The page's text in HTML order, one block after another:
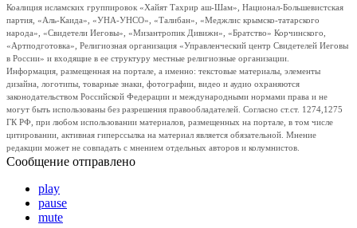
Коалиция исламских группировок «Хайят Тахрир аш-Шам», Национал-Большевистская
партия, «Аль-Каида», «УНА-УНСО», «Талибан», «Меджлис крымско-татарского
народа», «Свидетели Иеговы», «Мизантропик Дивижн», «Братство» Корчинского,
«Артподготовка», Религиозная организация «Управленческий центр Свидетелей Иеговы
в России» и входящие в ее структуру местные религиозные организации.
Информация, размещенная на портале, а именно: текстовые материалы, элементы
дизайна, логотипы, товарные знаки, фотографии, видео и аудио охраняются
законодательством Российской Федерации и международными нормами права и не
могут быть использованы без разрешения правообладателей. Согласно ст.ст. 1274,1275
ГК РФ, при любом использовании материалов, размещенных на портале, в том числе
цитировании, активная гиперссылка на материал является обязательной. Мнение
редакции может не совпадать с мнением отдельных авторов и колумнистов.
Сообщение отправлено
play
pause
mute